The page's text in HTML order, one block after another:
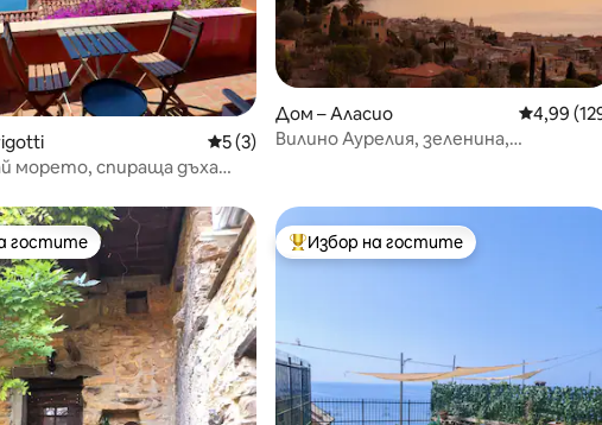
5, 19 отзива
Средна оценка: 5 от 5, 3 отзива
5 (3)
морето, спираща дъха
Дом – Аласио Средна
4,99
Вилино Аурелия, зеленина,
гостите
гостите Най-популярен избор на гостите
Избор на гостите